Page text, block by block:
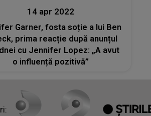
14 apr 2022
Garner, fosta soție a lui Ben
prima reacție după anunțul
cu Jennifer Lopez: „A avut
o influență pozitivă”